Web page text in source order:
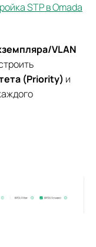
STP в Omada
VLAN
(Priority) и